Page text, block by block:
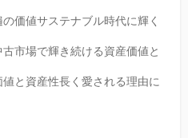
価値サステナブル時代に輝く
市場で輝き続ける資産価値と
と資産性長く愛される理由に